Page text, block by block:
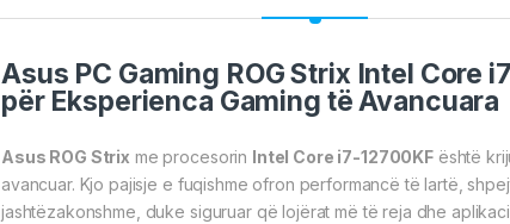
Asus PC Gaming ROG Strix Intel Core
për Eksperienca Gaming të Avancuara
Asus ROG Strix me procesorin Intel Core i7-12700KF është
avancuar. Kjo pajisje e fuqishme ofron performancë të lartë,
jashtëzakonshme, duke siguruar që lojërat më të reja dhe